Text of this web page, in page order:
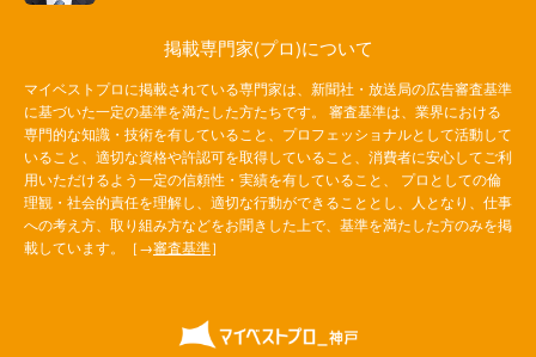
掲載専門家(プロ)について
マイベストプロに掲載されている専門家は、新聞社・放送局の広告審査基準
に基づいた一定の基準を満たした方たちです。 審査基準は、業界における
専門的な知識・技術を有していること、プロフェッショナルとして活動して
いること、適切な資格や許認可を取得していること、消費者に安心してご利
用いただけるよう一定の信頼性・実績を有していること、 プロとしての倫
理観・社会的責任を理解し、適切な行動ができることとし、人となり、仕事
への考え方、取り組み方などをお聞きした上で、基準を満たした方のみを掲
載しています。［→審査基準］